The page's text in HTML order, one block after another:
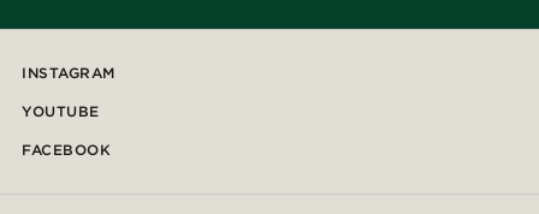
INSTAGRAM
YOUTUBE
FACEBOOK